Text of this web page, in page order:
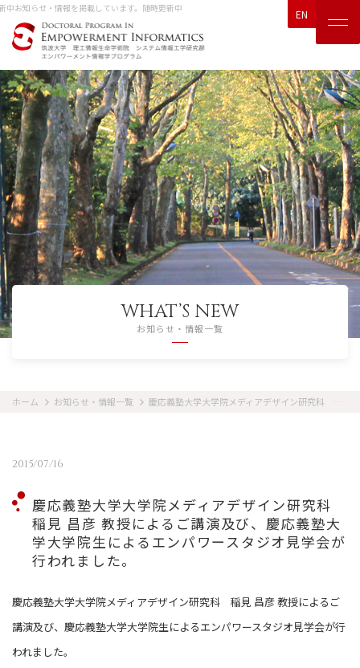
せ・情報を掲載しています。随時更新中 EN
WHAT’S NEW
お知らせ・情報一覧
ホーム お知らせ・情報一覧 慶応義塾大学大学院メディアデザイン研究科 稲見 昌彦 教授によるご講演及び、慶応義塾大学大学院生によるエンパワースタジオ見学会が行われました。
2015/07/16
慶応義塾大学大学院メディアデザイン研究科
稲見 昌彦 教授によるご講演及び、慶応義塾大
学大学院生によるエンパワースタジオ見学会が
行われました。
慶応義塾大学大学院メディアデザイン研究科 稲見 昌彦 教授によるご
講演及び、慶応義塾大学大学院生によるエンパワースタジオ見学会が行
われました。